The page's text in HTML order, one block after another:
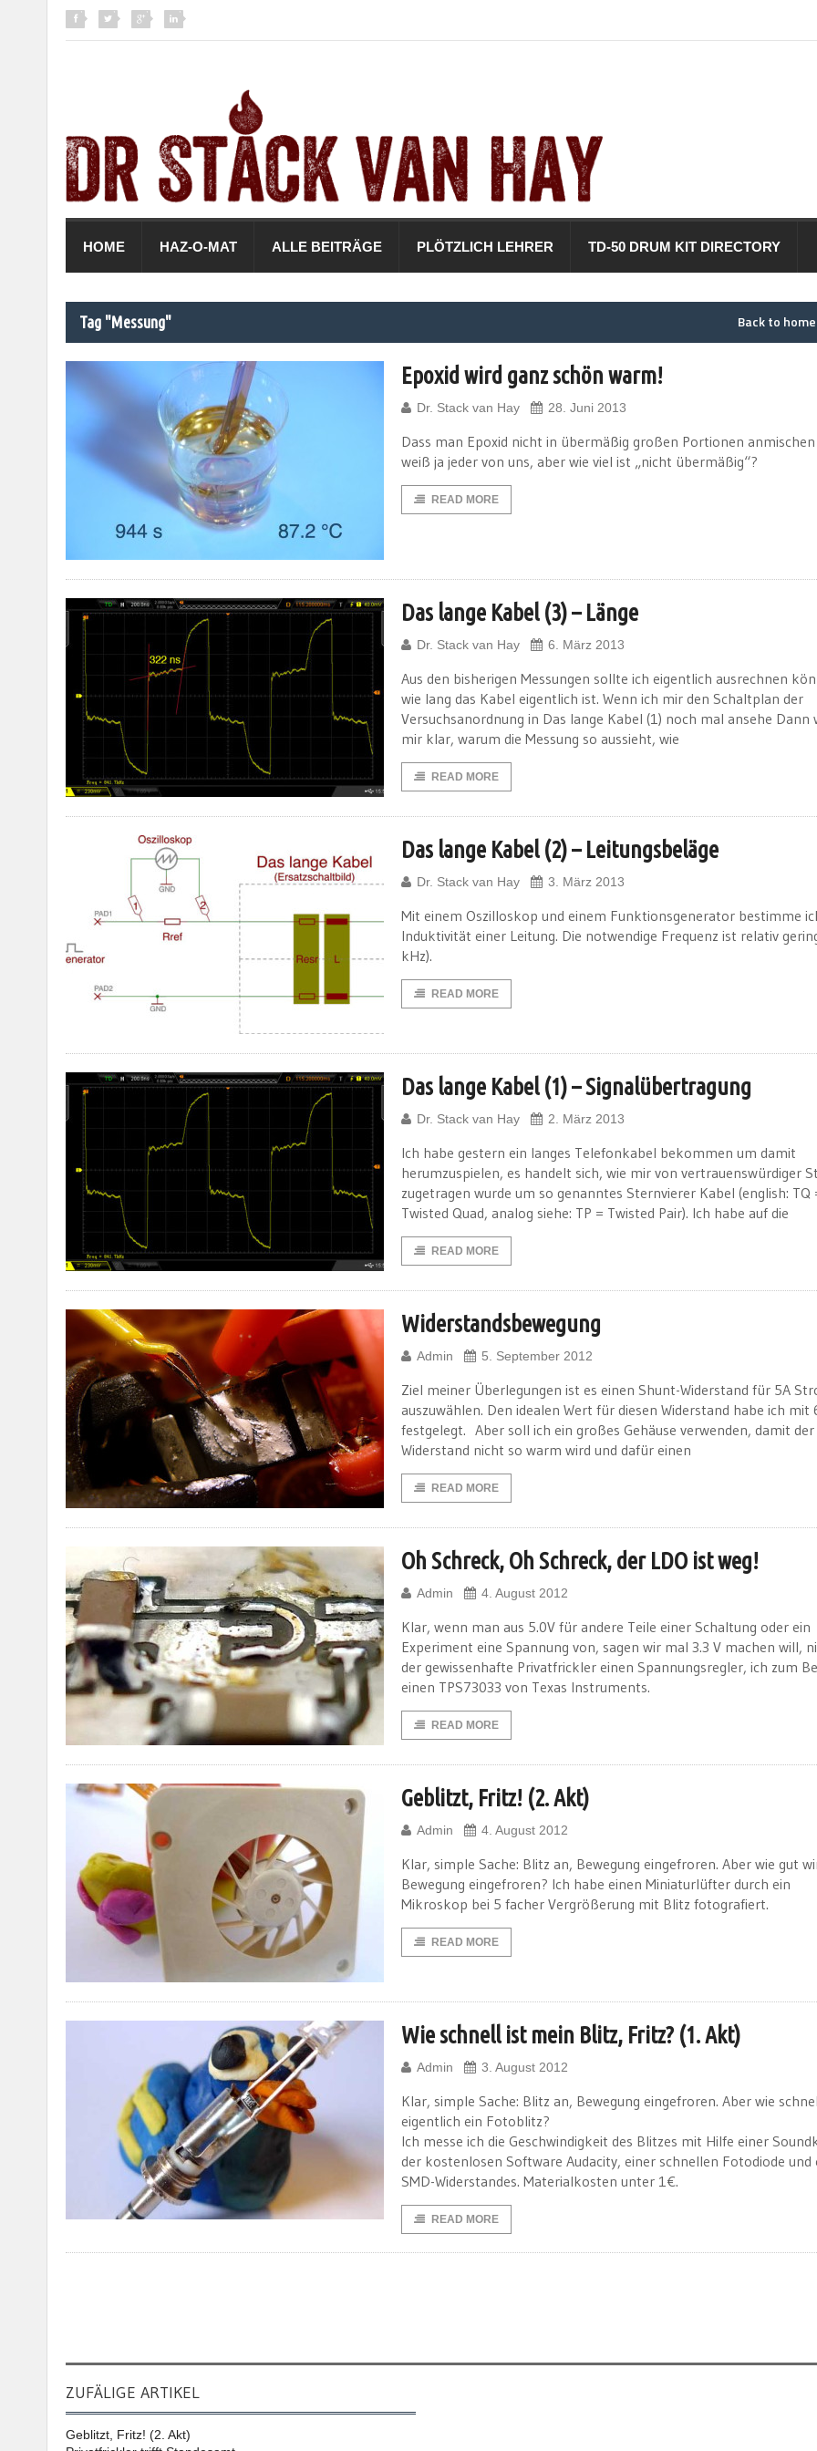
HOME HAZ-O-MAT ALLE BEITRÄGE PLÖTZLICH LEHRER TD-50 DRUM KIT DIRECTORY
Tag "Messung" Back to
Epoxid wird ganz schön warm!
Dr. Stack van Hay 28. Juni 2013
Dass man Epoxid nicht in übermäßig großen Portionen
weiß ja jeder von uns, aber wie viel ist „nicht übermäßig“?
READ MORE
Das lange Kabel (3) – Länge
Dr. Stack van Hay 6. März 2013
Aus den bisherigen Messungen sollte ich eigentlich ausrechnen
wie lang das Kabel eigentlich ist. Wenn ich mir den Schaltplan der
Versuchsanordnung in Das lange Kabel (1) noch mal ansehe Dann
mir klar, warum die Messung so aussieht, wie
READ MORE
Das lange Kabel (2) – Leitungsbeläge
Dr. Stack van Hay 3. März 2013
Mit einem Oszilloskop und einem Funktionsgenerator bestimme
Induktivität einer Leitung. Die notwendige Frequenz ist relativ
kHz).
READ MORE
Das lange Kabel (1) – Signalübertragung
Dr. Stack van Hay 2. März 2013
Ich habe gestern ein langes Telefonkabel bekommen um damit
herumzuspielen, es handelt sich, wie mir von vertrauenswürdiger
zugetragen wurde um so genanntes Sternvierer Kabel (english: TQ
Twisted Quad, analog siehe: TP = Twisted Pair). Ich habe auf die
READ MORE
Widerstandsbewegung
Admin 5. September 2012
Ziel meiner Überlegungen ist es einen Shunt-Widerstand für 5A
auszuwählen. Den idealen Wert für diesen Widerstand habe ich
festgelegt. Aber soll ich ein großes Gehäuse verwenden, damit der
Widerstand nicht so warm wird und dafür einen
READ MORE
Oh Schreck, Oh Schreck, der LDO ist weg!
Admin 4. August 2012
Klar, wenn man aus 5.0V für andere Teile einer Schaltung oder ein
Experiment eine Spannung von, sagen wir mal 3.3 V machen will,
der gewissenhafte Privatfrickler einen Spannungsregler, ich zum
einen TPS73033 von Texas Instruments.
READ MORE
Geblitzt, Fritz! (2. Akt)
Admin 4. August 2012
Klar, simple Sache: Blitz an, Bewegung eingefroren. Aber wie gut
Bewegung eingefroren? Ich habe einen Miniaturlüfter durch ein
Mikroskop bei 5 facher Vergrößerung mit Blitz fotografiert.
READ MORE
Wie schnell ist mein Blitz, Fritz? (1. Akt)
Admin 3. August 2012
Klar, simple Sache: Blitz an, Bewegung eingefroren. Aber wie
eigentlich ein Fotoblitz?
Ich messe ich die Geschwindigkeit des Blitzes mit Hilfe einer
der kostenlosen Software Audacity, einer schnellen Fotodiode und
SMD-Widerstandes. Materialkosten unter 1€.
READ MORE
ZUFÄLIGE ARTIKEL
Geblitzt, Fritz! (2. Akt)